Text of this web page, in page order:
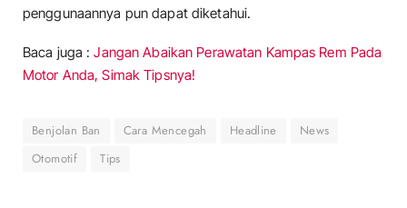
penggunaannya pun dapat diketahui.
Baca juga :Jangan Abaikan Perawatan Kampas Rem Pada
Motor Anda, Simak Tipsnya!
Benjolan Ban Cara Mencegah Headline
News
Otomotif
Tips